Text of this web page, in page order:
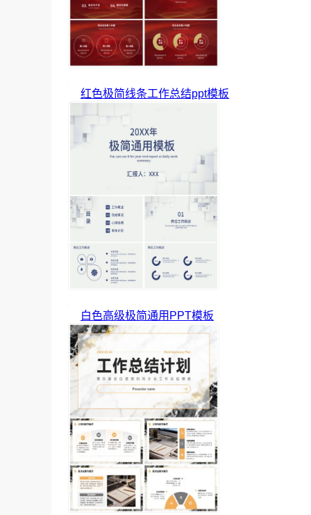
红色极简线条工作总结ppt模板
白色高级极简通用PPT模板